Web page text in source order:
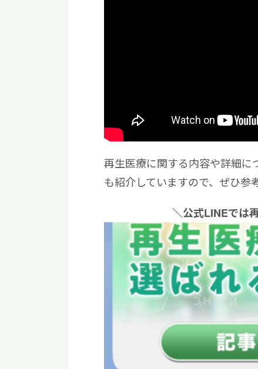
再生医療に関する内容や詳細に
も紹介していますので、ぜひ参
＼公式LINEでは